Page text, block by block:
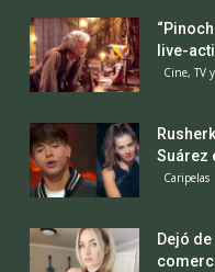
live-
Cine, TV
Suárez
Caripelas
Dejó